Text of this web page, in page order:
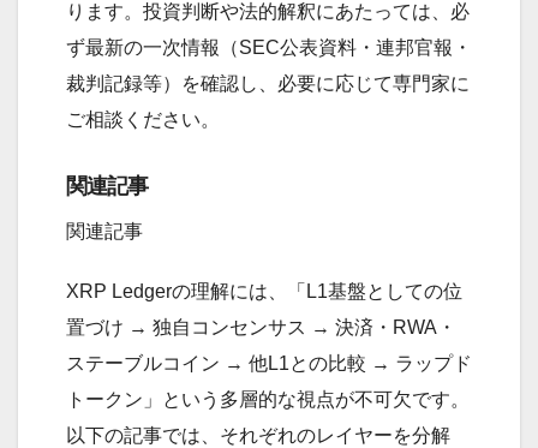
ります。投資判断や法的解釈にあたっては、必
ず最新の一次情報（SEC公表資料・連邦官報・
裁判記録等）を確認し、必要に応じて専門家に
ご相談ください。
関連記事
関連記事
XRP Ledgerの理解には、「L1基盤としての位
置づけ → 独自コンセンサス → 決済・RWA・
ステーブルコイン → 他L1との比較 → ラップド
トークン」という多層的な視点が不可欠です。
以下の記事では、それぞれのレイヤーを分解